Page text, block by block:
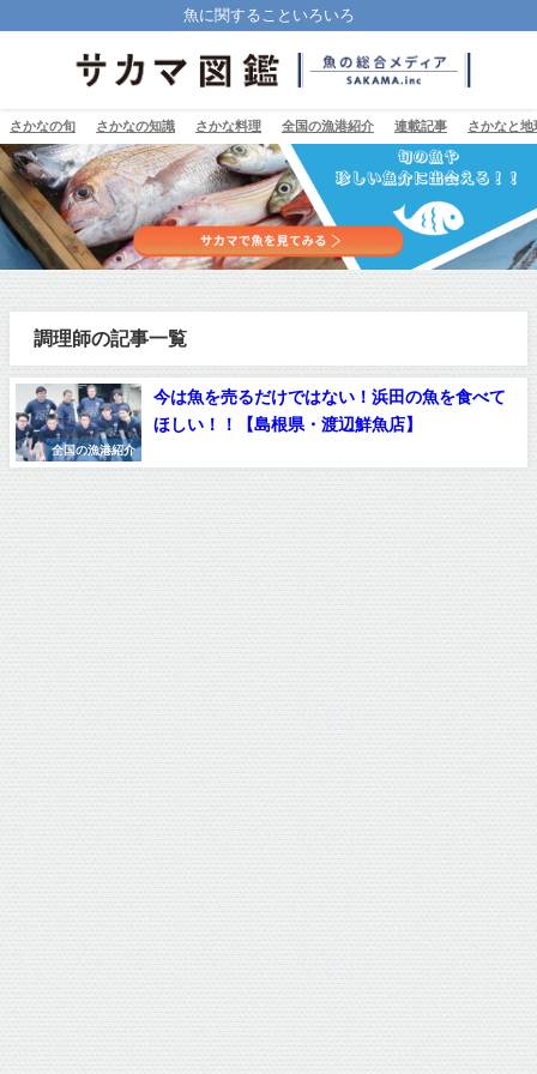
魚に関することいろいろ
さかなの旬 さかなの知識 さかな料理 全国の漁港紹介 連載記事 さかなと地
調理師の記事一覧
全国の漁港紹介
今は魚を売るだけではない！浜田の魚を食べて
ほしい！！【島根県・渡辺鮮魚店】